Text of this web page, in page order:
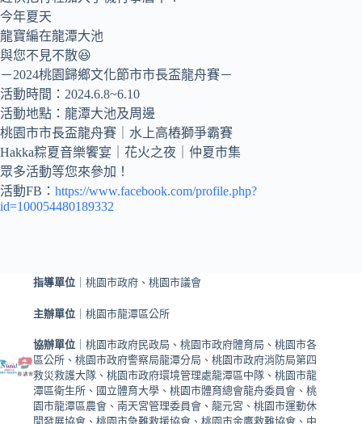
今年夏天
龍寶編在龍潭大池
與您不見不散😆
－2024桃園歸鄉文化節市市長盃龍舟賽－
活動時間：2024.6.8~6.10
活動地點：龍潭大池及周邊
桃園市市長盃龍舟賽｜水上高樁獅爭霸賽
Hakka粽夏音樂饗宴｜花火之夜｜仲夏市集
眾多活動等您來參加！
活動FB： https://www.facebook.com/profile.php?
id=100054480189332
指導單位 ｜桃園市政府、桃園市議會
主辦單位 ｜桃園市龍潭區公所
協辦單位 ｜桃園市政府民政局、桃園市政府體育局、桃園市各
區公所、桃園市政府警察局龍潭分局、桃園市政府消防局第四
救災救護大隊、桃園市政府環境管理處龍潭區中隊、桃園市龍
潭區衛生所、國立體育大學、桃園市體育總會龍舟委員會、桃
園市龍潭區農會、南天宮管理委員會、龍元宮、桃園市運動休
閒發展協會、桃園市急難救援協會、桃園市金鷹救難協會、中